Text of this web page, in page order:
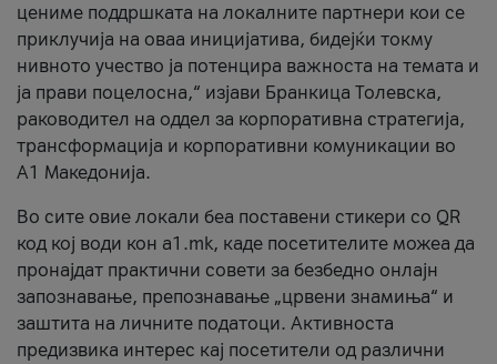
цениме поддршката на локалните партнери кои се
приклучија на оваа иницијатива, бидејќи токму
нивното учество ја потенцира важноста на темата и
ја прави поцелосна,“ изјави Бранкица Толевска,
раководител на оддел за корпоративна стратегија,
трансформација и корпоративни комуникации во
А1 Македонија.
Во сите овие локали беа поставени стикери со QR
код кој води кон a1.mk, каде посетителите можеа да
пронајдат практични совети за безбедно онлајн
запознавање, препознавање „црвени знамиња“ и
заштита на личните податоци. Активноста
предизвика интерес кај посетители од различни